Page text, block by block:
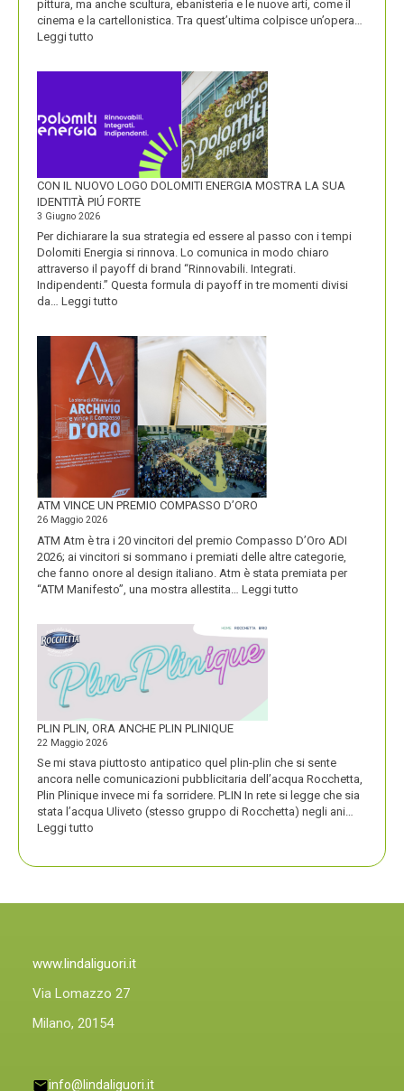
pittura, ma anche scultura, ebanisteria e le nuove arti, come il
cinema e la cartellonistica. Tra quest’ultima colpisce un’opera…
Leggi tutto
CON IL NUOVO LOGO DOLOMITI ENERGIA MOSTRA LA SUA
IDENTITÀ PIÚ FORTE
3 Giugno 2026
Per dichiarare la sua strategia ed essere al passo con i tempi
Dolomiti Energia si rinnova. Lo comunica in modo chiaro
attraverso il payoff di brand “Rinnovabili. Integrati.
Indipendenti.” Questa formula di payoff in tre momenti divisi
da… Leggi tutto
IL
NUOVO
LOGO
DOLOMITI
ENERGIA
MOSTRA
LA
SUA
IDENTITÀ
FORTE
ATM VINCE UN PREMIO COMPASSO D’ORO
26 Maggio 2026
ATM Atm è tra i 20 vincitori del premio Compasso D’Oro ADI
2026; ai vincitori si sommano i premiati delle altre categorie,
che fanno onore al design italiano. Atm è stata premiata per
“ATM Manifesto”, una mostra allestita… Leggi tutto
PLIN PLIN, ORA ANCHE PLIN PLINIQUE
22 Maggio 2026
Se mi stava piuttosto antipatico quel plin-plin che si sente
ancora nelle comunicazioni pubblicitaria dell’acqua Rocchetta,
Plin Plinique invece mi fa sorridere. PLIN In rete si legge che sia
stata l’acqua Uliveto (stesso gruppo di Rocchetta) negli ani…
Leggi tutto
www.lindaliguori.it
Via Lomazzo 27
Milano, 20154
info@lindaliguori.it